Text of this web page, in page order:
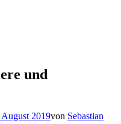
und
August 2019von Sebastian